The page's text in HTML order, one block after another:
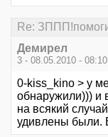
Re:
Демирел
3 - 08.05.2010 - 08:10
0-kiss_kino > у
обнаружили))) и
на всякий
удивлены были.